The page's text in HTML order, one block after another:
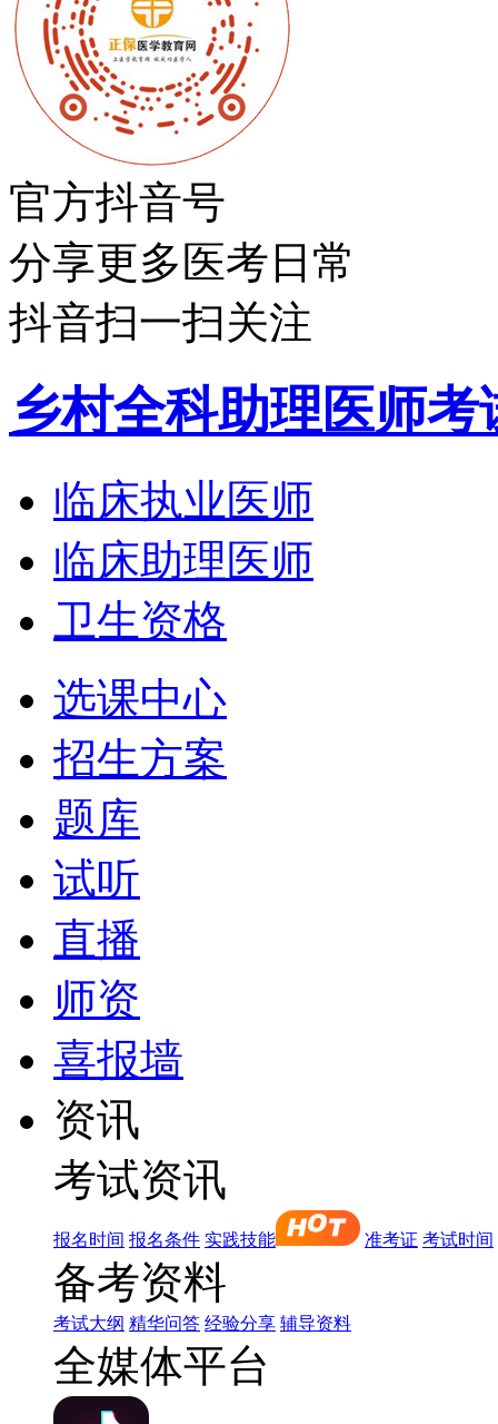
官方抖音号
分享更多医考日常
抖音扫一扫关注
乡村全科助理医师考
临床执业医师
临床助理医师
卫生资格
选课中心
招生方案
题库
试听
直播
师资
喜报墙
资讯
考试资讯
报名时间 报名条件 实践技能 准考证 考试时间
备考资料
考试大纲 精华问答 经验分享 辅导资料
全媒体平台